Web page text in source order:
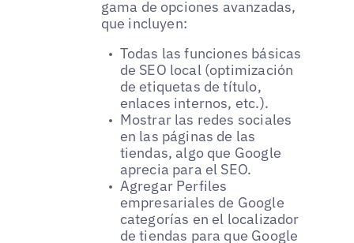
gama de opciones avanzadas,
que incluyen:
Todas las funciones básicas
de SEO local (optimización
de etiquetas de título,
enlaces internos, etc.).
Mostrar las redes sociales
en las páginas de las
tiendas, algo que Google
aprecia para el SEO.
Agregar Perfiles
empresariales de Google
categorías en el localizador
de tiendas para que Google